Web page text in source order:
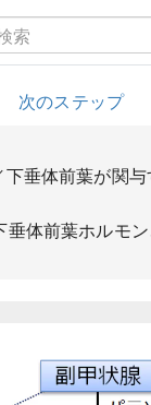
次のステップ
垂体前葉が関
垂体前葉ホルモ